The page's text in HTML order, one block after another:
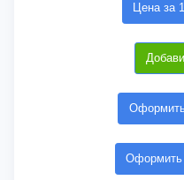
Цена за
Оформить
Оформить